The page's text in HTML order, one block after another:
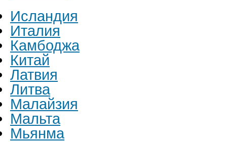
Исландия
Италия
Камбоджа
Китай
Латвия
Литва
Малайзия
Мальта
Мьянма